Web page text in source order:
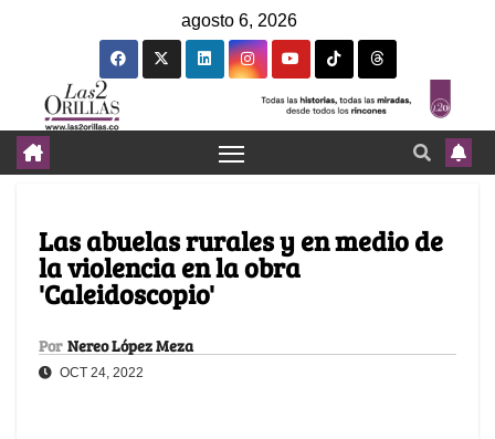
agosto 6, 2026
Las abuelas rurales y en medio de
la violencia en la obra
'Caleidoscopio'
Por Nereo López Meza
OCT 24, 2022